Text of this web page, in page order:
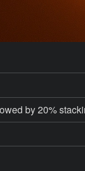
by 20%